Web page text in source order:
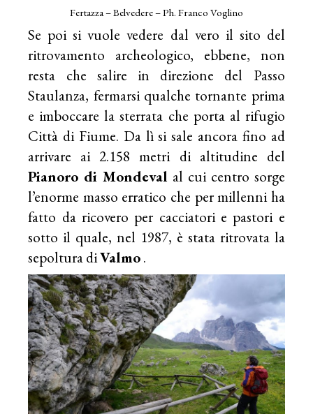
Fertazza – Belvedere – Ph. Franco Voglino
Se poi si vuole vedere dal vero il sito del
ritrovamento archeologico, ebbene, non
resta che salire in direzione del Passo
Staulanza, fermarsi qualche tornante prima
e imboccare la sterrata che porta al rifugio
Città di Fiume. Da lì si sale ancora fino ad
arrivare ai 2.158 metri di altitudine del
Pianoro di Mondeval al cui centro sorge
l’enorme masso erratico che per millenni ha
fatto da ricovero per cacciatori e pastori e
sotto il quale, nel 1987, è stata ritrovata la
sepoltura diValmo.